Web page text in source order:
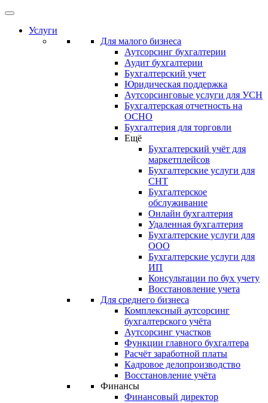
Услуги
Для малого бизнеса
Аутсорсинг бухгалтерии
Аудит бухгалтерии
Бухгалтерский учет
Юридическая поддержка
Аутсорсинговые услуги для УСН
Бухгалтерская отчетность на
ОСНО
Бухгалтерия для торговли
Ещё
Бухгалтерский учёт для
маркетплейсов
Бухгалтерские услуги для
СНТ
Бухгалтерское
обслуживание
Онлайн бухгалтерия
Удаленная бухгалтерия
Бухгалтерские услуги для
ООО
Бухгалтерские услуги для
ИП
Консультации по бух учету
Восстановление учета
Для среднего бизнеса
Комплексный аутсорсинг
бухгалтерского учёта
Аутсорсинг участков
Функции главного бухгалтера
Расчёт заработной платы
Кадровое делопроизводство
Восстановление учёта
Финансы
Финансовый директор